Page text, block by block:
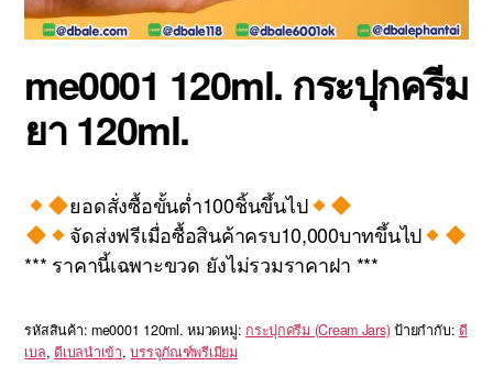
me0001 120ml. กระปุกครีม
ยา 120ml.
ยอดสั่งซื้อขั้นต่ำ100ชิ้นขึ้นไป
จัดส่งฟรีเมื่อซื้อสินค้าครบ10,000บาทขึ้นไป
*** ราคานี้เฉพาะขวด ยังไม่รวมราคาฝา ***
รหัสสินค้า: me0001 120ml. หมวดหมู่: กระปุกครีม (Cream Jars) ป้ายกำกับ: ดี
เบล,ดีเบลนำเข้า,บรรจุภัณฑ์พรีเมียม